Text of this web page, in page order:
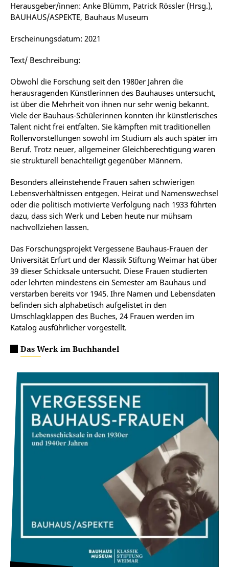
Herausgeber/innen: Anke Blümm, Patrick Rössler (Hrsg.),
BAUHAUS/ASPEKTE, Bauhaus Museum
Erscheinungsdatum: 2021
Text/ Beschreibung:
Obwohl die Forschung seit den 1980er Jahren die
herausragenden Künstlerinnen des Bauhauses untersucht,
ist über die Mehrheit von ihnen nur sehr wenig bekannt.
Viele der Bauhaus-Schülerinnen konnten ihr künstlerisches
Talent nicht frei entfalten. Sie kämpften mit traditionellen
Rollenvorstellungen sowohl im Studium als auch später im
Beruf. Trotz neuer, allgemeiner Gleichberechtigung waren
sie strukturell benachteiligt gegenüber Männern.
Besonders alleinstehende Frauen sahen schwierigen
Lebensverhältnissen entgegen. Heirat und Namenswechsel
oder die politisch motivierte Verfolgung nach 1933 führten
dazu, dass sich Werk und Leben heute nur mühsam
nachvollziehen lassen.
Das Forschungsprojekt Vergessene Bauhaus-Frauen der
Universität Erfurt und der Klassik Stiftung Weimar hat über
39 dieser Schicksale untersucht. Diese Frauen studierten
oder lehrten mindestens ein Semester am Bauhaus und
verstarben bereits vor 1945. Ihre Namen und Lebensdaten
befinden sich alphabetisch aufgelistet in den
Umschlagklappen des Buches, 24 Frauen werden im
Katalog ausführlicher vorgestellt.
Das Werk im Buchhandel